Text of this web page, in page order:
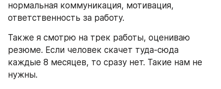
нормальная коммуникация, мотивация,
ответственность за работу.
Также я смотрю на трек работы, оцениваю
резюме. Если человек скачет туда-сюда
каждые 8 месяцев, то сразу нет. Такие нам не
нужны.